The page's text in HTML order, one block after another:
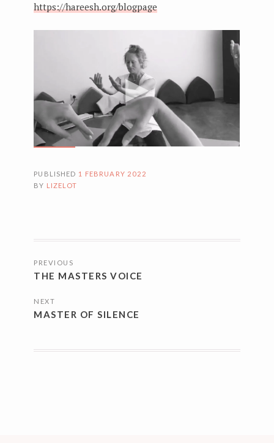
https://hareesh.org/blogpage
PUBLISHED 1 FEBRUARY 2022
BY LIZELOT
NAVIGATION
PREVIOUS
THE MASTERS VOICE
NEXT
MASTER OF SILENCE